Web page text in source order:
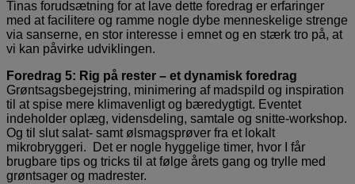
Tinas forudsætning for at lave dette foredrag er erfaringer
med at facilitere og ramme nogle dybe menneskelige strenge
via sanserne, en stor interesse i emnet og en stærk tro på, at
vi kan påvirke udviklingen.
Foredrag 5: Rig på rester – et dynamisk foredrag
Grøntsagsbegejstring, minimering af madspild og inspiration
til at spise mere klimavenligt og bæredygtigt. Eventet
indeholder oplæg, vidensdeling, samtale og snitte-workshop.
Og til slut salat- samt ølsmagsprøver fra et lokalt
mikrobryggeri. Det er nogle hyggelige timer, hvor I får
brugbare tips og tricks til at følge årets gang og trylle med
grøntsager og madrester.